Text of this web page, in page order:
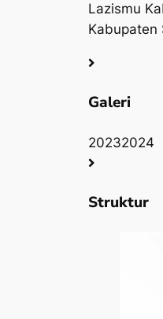
Lazismu
Kabupaten
Galeri
20232024
Struktur